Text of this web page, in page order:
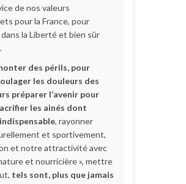
de nos valeurs
pour la France, pour
dans la Liberté et bien sûr
des périls, pour
les douleurs des
préparer l’avenir pour
les ainés dont
, rayonner
et sportivement,
et notre attractivité avec
et nourricière », mettre
tels sont, plus que jamais